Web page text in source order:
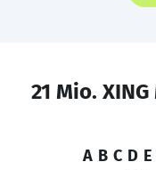
21 Mio.
A B C D E